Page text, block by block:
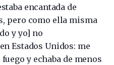
encantada de
pero como ella misma
y yo] no
Estados Unidos: me
y echaba de menos